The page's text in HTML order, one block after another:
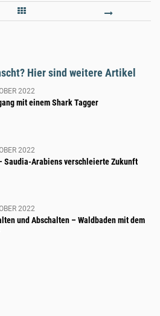
Hier sind weitere Artikel
2022
mit einem Shark Tagger
2022
Saudia-Arabiens verschleierte Zukunft
2022
und Abschalten – Waldbaden mit dem